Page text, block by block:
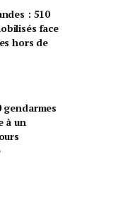
: 510
face
hors de
gendarmes
à un